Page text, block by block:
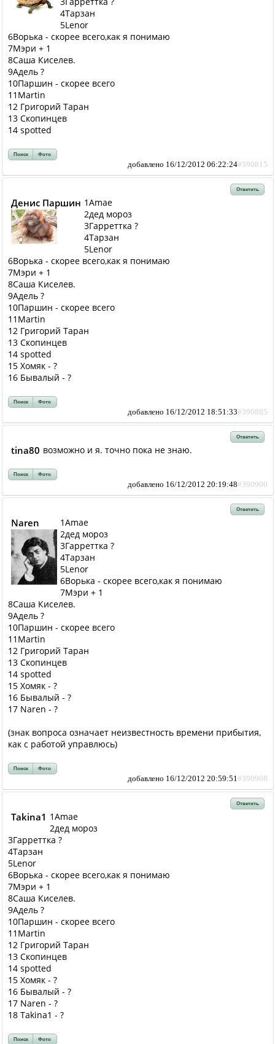
4Тарзан
5Lenor
6Ворька - скорее всего,как я понимаю
7Мэри + 1
8Саша Киселев.
9Адель ?
10Паршин - скорее всего
11Martin
12 Григорий Таран
13 Скопинцев
14 spotted
Поиск Фото
добавлено 16/12/2012 06:22:24#390815
Ответить
Денис Паршин 1Amae
2дед мороз
3Гарреттка ?
4Тарзан
5Lenor
6Ворька - скорее всего,как я понимаю
7Мэри + 1
8Саша Киселев.
9Адель ?
10Паршин - скорее всего
11Martin
12 Григорий Таран
13 Скопинцев
14 spotted
15 Хомяк - ?
16 Бывалый - ?
Поиск Фото
добавлено 16/12/2012 18:51:33#390885
Ответить
tina80 возможно и я. точно пока не знаю.
Поиск Фото
добавлено 16/12/2012 20:19:48#390900
Ответить
Naren
1Amae
2дед мороз
3Гарреттка ?
4Тарзан
5Lenor
6Ворька - скорее всего,как я понимаю
7Мэри + 1
8Саша Киселев.
9Адель ?
10Паршин - скорее всего
11Martin
12 Григорий Таран
13 Скопинцев
14 spotted
15 Хомяк - ?
16 Бывалый - ?
17 Naren - ?
(знак вопроса означает неизвестность времени прибытия,
как с работой управлюсь)
Поиск Фото
добавлено 16/12/2012 20:59:51 #390908
Ответить
Takina1 1Amae
2дед мороз
3Гарреттка ?
4Тарзан
5Lenor
6Ворька - скорее всего,как я понимаю
7Мэри + 1
8Саша Киселев.
9Адель ?
10Паршин - скорее всего
11Martin
12 Григорий Таран
13 Скопинцев
14 spotted
15 Хомяк - ?
16 Бывалый - ?
17 Naren - ?
18 Takina1 - ?
Поиск Фото